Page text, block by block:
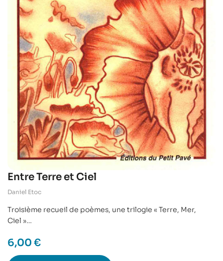
Entre Terre et Ciel
Daniel Etoc
Troisième recueil de poèmes, une trilogie « Terre, Mer,
Ciel »
propose une
communion esthétique et spirituelle avec ces trois
6,00 €